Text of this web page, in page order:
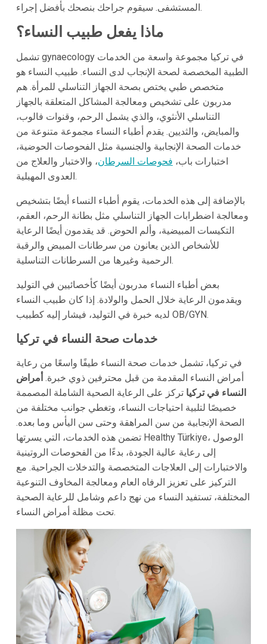
المستشفى. سيقوم جراحك بنصحك بأفضل إجراء.
ماذا يفعل طبيب النساء؟
تشمل gynaecology في تركيا مجموعة واسعة من الخدمات
الطبية المخصصة لصحة الإنجاب لدى النساء. طبيب النساء هو
متخصص طبي يختص بصحة الجهاز التناسلي للمرأة. هم
مدربون على تشخيص ومعالجة المشاكل المتعلقة بالجهاز
التناسلي الأنثوي، والذي يشمل الرحم، وقنوات فالوب،
والمبايض، والثديين. يقدم أطباء النساء مجموعة متنوعة من
خدمات الصحة الإنجابية والجنسية مثل الفحوصات الحوضية،
اختبارات باب، فحوصات السرطان، والاختبار والعلاج من
العدوى المهبلية.
بالإضافة إلى هذه الخدمات، يقوم أطباء النساء أيضًا بتشخيص
ومعالجة اضطرابات الجهاز التناسلي مثل بطانة الرحم، العقم،
التكيسات المبيضية، وألم الحوض. قد يقدمون أيضًا الرعاية
للأشخاص الذين يعانون من سرطانات المبيض والرقبة
الرحمية وغيرها من السرطانات التناسلية.
بعض أطباء النساء مدربون أيضًا كأخصائيين في التوليد
ويقدمون الرعاية خلال الحمل والولادة. إذا كان طبيب النساء
لديه خبرة في التوليد، فيشار إليه كطبيب OB/GYN.
خدمات صحة النساء في تركيا
في تركيا، تشمل خدمات صحة النساء طيفًا واسعًا من رعاية
أمراض النساء المقدمة من قبل محترفين ذوي خبرة. أمراض
النساء في تركيا تركز على الرعاية الصحية الشاملة المصممة
خصيصًا لتلبية احتياجات النساء، وتغطي جوانب مختلفة من
الصحة الإنجابية من سن المراهقة وحتى سن اليأس وما بعده.
تضمن هذه الخدمات، التي يسرتها Healthy Türkiye، الوصول
إلى رعاية عالية الجودة، بدءًا من الفحوصات الروتينية
والاختبارات إلى العلاجات المتخصصة والتدخلات الجراحية. مع
التركيز على تعزيز الرفاه العام ومعالجة المخاوف التنوعية
المختلفة، تستفيد النساء من نهج داعم وشامل للرعاية الصحية
تحت مظلة أمراض النساء.